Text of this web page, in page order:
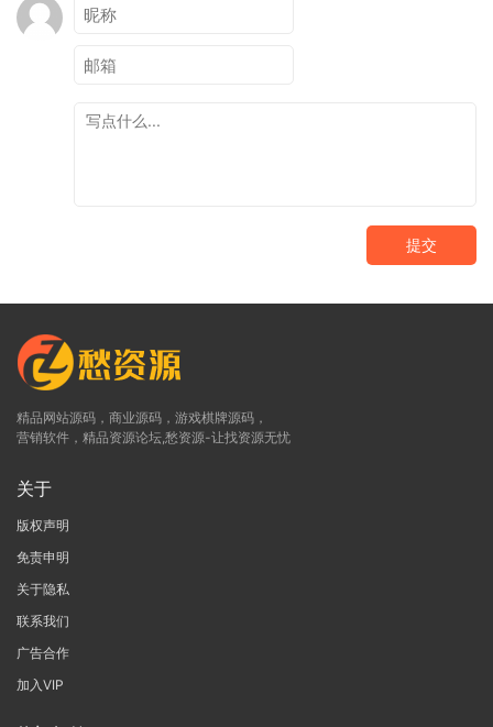
提交
精品网站源码，商业源码，游戏棋牌源码，
营销软件，精品资源论坛,愁资源-让找资源无忧
关于
版权声明
免责申明
关于隐私
联系我们
广告合作
加入VIP